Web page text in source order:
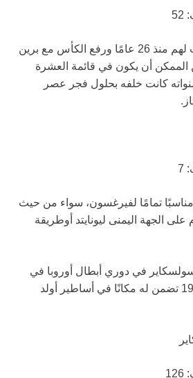
قاد يونايتد إلى أول لقب لهم منذ 26 عامًا ورفع الكأس مع برين
أن يكون في قائمة العشرة
كانت خلفه بحلول فجر عصر
مناسبًا تمامًا لفيرغسون، سواء من حيث
على الجهة اليمنى ليونايتد أوطريقة